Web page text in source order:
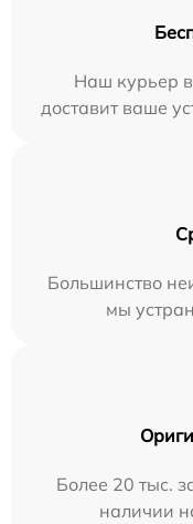
Наш курьер в
доставит ваше
Большинство
мы
Более 20 тыс.
наличии